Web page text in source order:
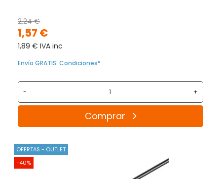
1,57 €
2,24 €
1,89 € IVA inc
Envío GRATIS. Condiciones*
- +
Comprar
OFERTAS - OUTLET
-40%